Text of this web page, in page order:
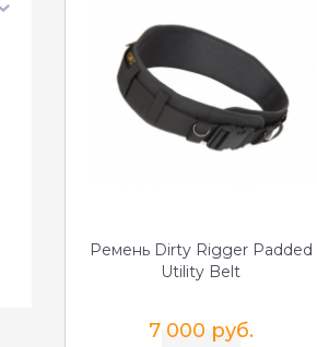
Ремень Dirty Rigger Padded
Utility Belt
7 000 руб.